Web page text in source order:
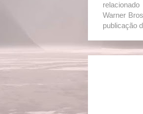
Warner
publicação